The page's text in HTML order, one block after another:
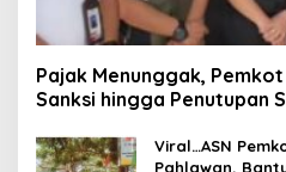
Pajak Menunggak,
Sanksi hingga Penutupan
Viral…ASN
Pahlawan,